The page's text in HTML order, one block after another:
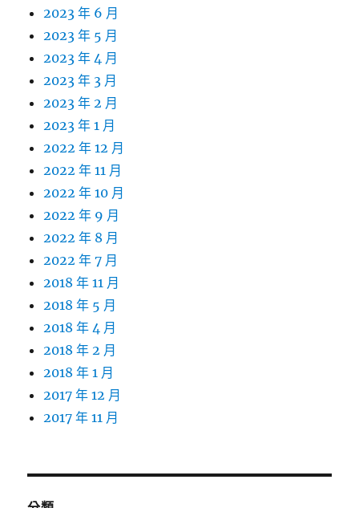
2023 年 6 月
2023 年 5 月
2023 年 4 月
2023 年 3 月
2023 年 2 月
2023 年 1 月
2022 年 12 月
2022 年 11 月
2022 年 10 月
2022 年 9 月
2022 年 8 月
2022 年 7 月
2018 年 11 月
2018 年 5 月
2018 年 4 月
2018 年 2 月
2018 年 1 月
2017 年 12 月
2017 年 11 月